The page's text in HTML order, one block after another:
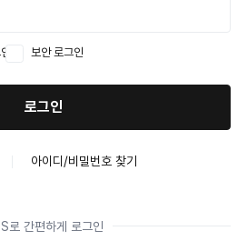
보안 로그인
로그인
아이디/비밀번호 찾기
로 간편하게 로그인